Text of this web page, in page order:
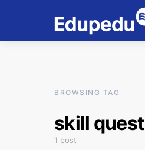
BROWSING TAG
skill quest
1 post